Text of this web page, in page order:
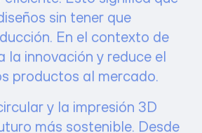
sin tener que
En el contexto de
la innovación y reduce el
productos al mercado.
y la impresión 3D
más sostenible. Desde